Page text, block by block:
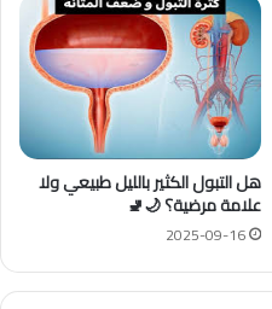
هل التبول الكثير بالليل طبيعي ولا
علامة مرضية؟ 🌙🚽
2025-09-16